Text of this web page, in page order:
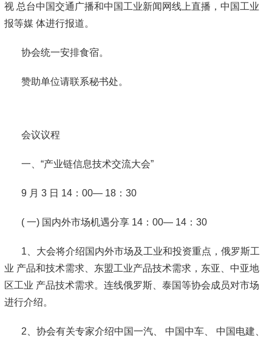
视 总台中国交通广播和中国工业新闻网线上直播，中国工业
报等媒 体进行报道。
协会统一安排食宿。
赞助单位请联系秘书处。
会议议程
一、“产业链信息技术交流大会”
9 月 3 日 14：00— 18：30
( 一) 国内外市场机遇分享 14：00— 14：30
1、大会将介绍国内外市场及工业和投资重点，俄罗斯工
业 产品和技术需求、东盟工业产品技术需求，东亚、中亚地
区工业 产品技术需求。连线俄罗斯、泰国等协会成员对市场
进行介绍。
2、协会有关专家介绍中国一汽、 中国中车、 中国电建、